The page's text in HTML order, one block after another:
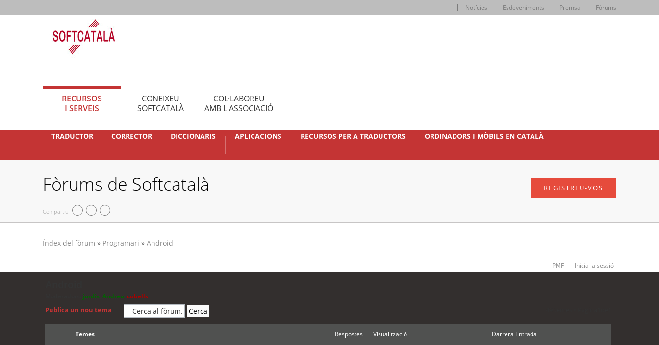
Notícies Esdeveniments Premsa Fòrums
RECURSOS
I SERVEIS
CONEIXEU
SOFTCATALÀ
COL·LABOREU
AMB L'ASSOCIACIÓ
TRADUCTOR CORRECTOR DICCIONARIS APLICACIONS RECURSOS PER A TRADUCTORS ORDINADORS I MÒBILS EN CATALÀ
Fòrums de Softcatalà
Compartiu
REGISTREU-VOS
Índex del fòrum » Programari » Android
PMF Inicia la sessió
jordis Andreu cubells
Publica un nou tema
Temes Respostes Visualització Darrera Entrada